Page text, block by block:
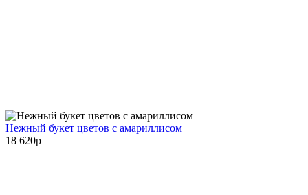
Нежный букет цветов с амариллисом
18 620p